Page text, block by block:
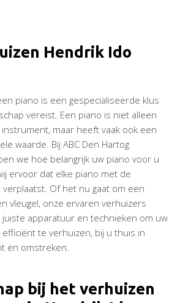
Hendrik Ido
piano is een gespecialiseerde klus
vereist. Een piano is niet alleen
maar heeft vaak ook een
waarde. Bij ABC Den Hartog
we hoe belangrijk uw piano voor u
ervoor dat elke piano met de
Of het nu gaat om een
vleugel, onze ervaren verhuizers
apparatuur en technieken om uw
te verhuizen, bij u thuis in
en omstreken.
bij het verhuizen